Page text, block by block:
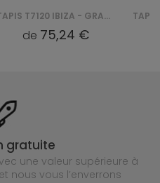
TAPIS T7120 IBIZA - GRANATOWY
de 75,24 €
gratuite
une valeur supérieure à
nous vous l’enverrons